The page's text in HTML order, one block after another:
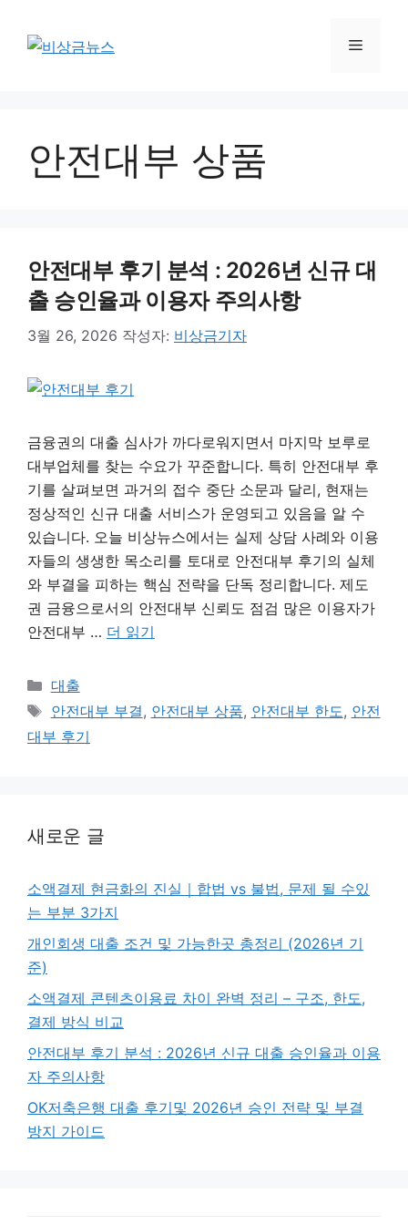
메
안전대부 상품
안전대부 후기 분석 : 2026년 신규 대
출 승인율과 이용자 주의사항
3월 26, 2026 작성자: 비상금기자
금융권의 대출 심사가 까다로워지면서 마지막 보루로
대부업체를 찾는 수요가 꾸준합니다. 특히 안전대부 후
기를 살펴보면 과거의 접수 중단 소문과 달리, 현재는
정상적인 신규 대출 서비스가 운영되고 있음을 알 수
있습니다. 오늘 비상뉴스에서는 실제 상담 사례와 이용
자들의 생생한 목소리를 토대로 안전대부 후기의 실체
와 부결을 피하는 핵심 전략을 단독 정리합니다. 제도
권 금융으로서의 안전대부 신뢰도 점검 많은 이용자가
안전대부 … 더 읽기
카
테
고
리
대출
태
그
안전대부 부결, 안전대부 상품, 안전대부 한도, 안전
대부 후기
새로운 글
소액결제 현금화의 진실｜합법 vs 불법, 문제 될 수있
는 부분 3가지
개인회생 대출 조건 및 가능한곳 총정리 (2026년 기
준)
소액결제 콘텐츠이용료 차이 완벽 정리 – 구조, 한도,
결제 방식 비교
안전대부 후기 분석 : 2026년 신규 대출 승인율과 이용
자 주의사항
OK저축은행 대출 후기및 2026년 승인 전략 및 부결
방지 가이드